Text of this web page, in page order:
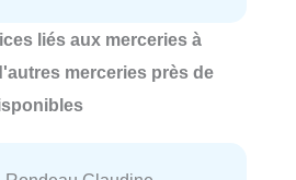
liés aux merceries à
merceries près de